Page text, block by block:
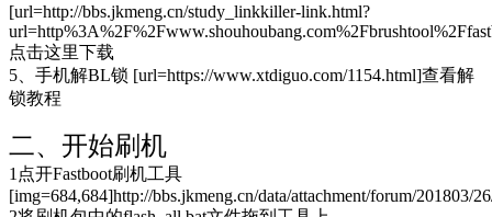
[url=http://bbs.jkmeng.cn/study_linkkiller-link.html?
点击这里下载
5、手机解BL锁 [url=https://www.xtdiguo.com/1154.html]查看解
锁教程
二、开始刷机
1点开Fastboot刷机工具
[img=684,684]http://bbs.jkmeng.cn/data/attachment/forum/201803/